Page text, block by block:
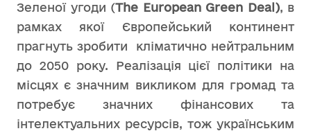
Зеленої угоди (The European Green Deal), в
рамках якої Європейський континент
прагнуть зробити кліматично нейтральним
до 2050 року. Реалізація цієї політики на
місцях є значним викликом для громад та
потребує значних фінансових та
інтелектуальних ресурсів, тож українським